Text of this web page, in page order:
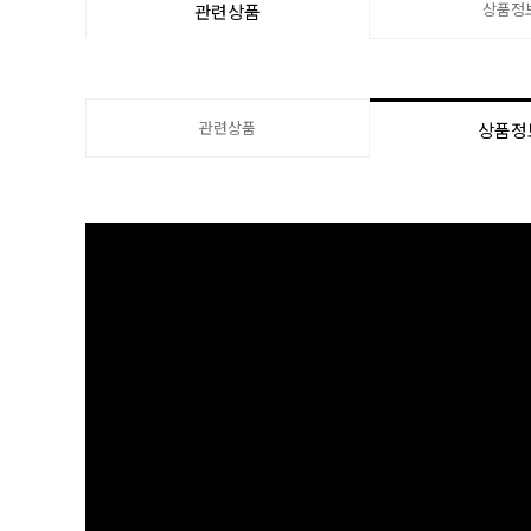
관련상품 상품정
관련상품 상품